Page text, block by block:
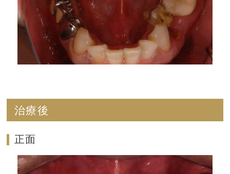
治療後
正面